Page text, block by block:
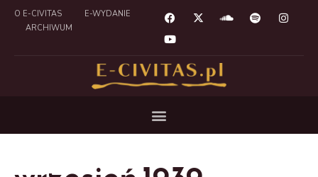
O E-CIVITAS
E-WYDANIE
ARCHIWUM